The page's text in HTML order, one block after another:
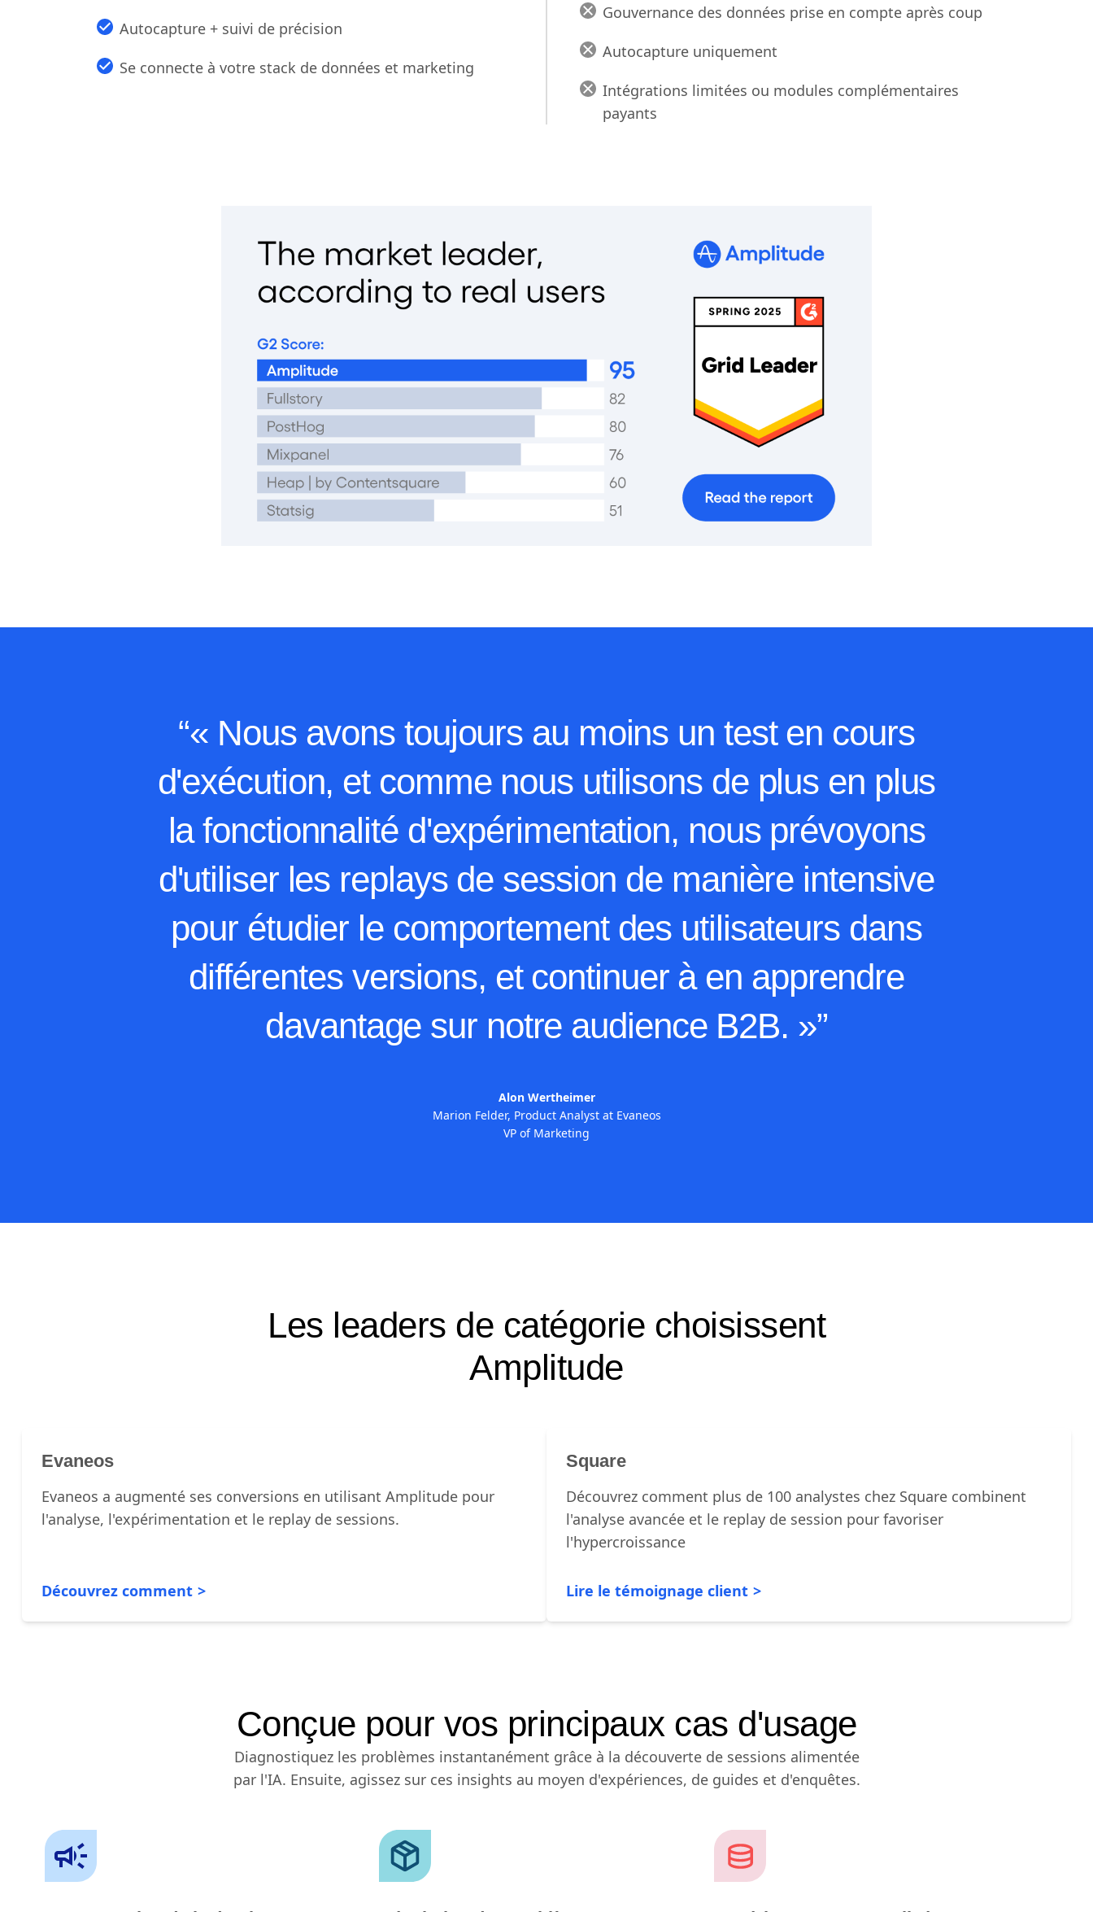
Autocapture + suivi de précision
Se connecte à votre stack de données et marketing
Gouvernance des données prise en compte après coup
Autocapture uniquement
Intégrations limitées ou modules complémentaires
payants
“« Nous avons toujours au moins un test en cours
d'exécution, et comme nous utilisons de plus en plus
la fonctionnalité d'expérimentation, nous prévoyons
d'utiliser les replays de session de manière intensive
pour étudier le comportement des utilisateurs dans
différentes versions, et continuer à en apprendre
davantage sur notre audience B2B. »”
Alon Wertheimer
Marion Felder, Product Analyst at Evaneos
VP of Marketing
Les leaders de catégorie choisissent
Amplitude
Evaneos
Evaneos a augmenté ses conversions en utilisant Amplitude pour
l'analyse, l'expérimentation et le replay de sessions.
Découvrez comment
Square
Découvrez comment plus de 100 analystes chez Square combinent
l'analyse avancée et le replay de session pour favoriser
l'hypercroissance
Lire le témoignage client
Conçue pour vos principaux cas d'usage
Diagnostiquez les problèmes instantanément grâce à la découverte de sessions alimentée
par l'IA. Ensuite, agissez sur ces insights au moyen d'expériences, de guides et d'enquêtes.